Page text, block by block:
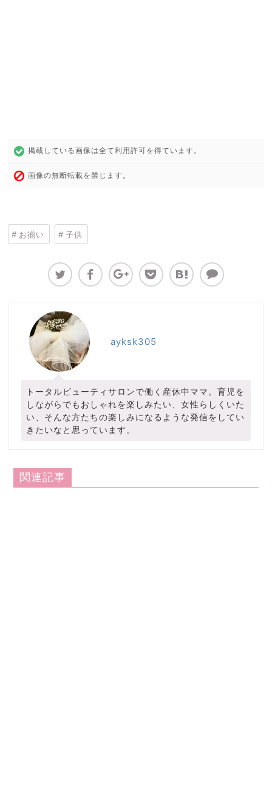
掲載している画像は全て利用許可を得ています。
画像の無断転載を禁じます。
お揃い 子供
ayksk305
トータルビューティサロンで働く産休中ママ。育児を
しながらでもおしゃれを楽しみたい、女性らしくいた
い、そんな方たちの楽しみになるような発信をしてい
きたいなと思っています。
関連記事